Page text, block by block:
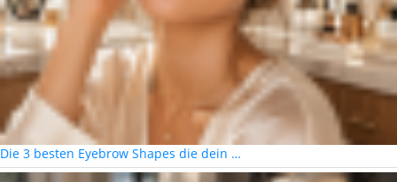
Die 3 besten Eyebrow Shapes die dein …